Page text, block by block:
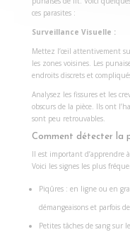
ces parasites :
Surveillance Visuelle :
Mettez l’œil attentivement
les zones voisines. Les
endroits discrets et
Analysez les fissures et les
obscurs de la pièce. Ils ont
sont peu retrouvables.
Comment détecter la
Il est important d’apprendre
Voici les signes les plus
Piqûres : en ligne ou en
démangeaisons et parfois
Petites tâches de sang sur